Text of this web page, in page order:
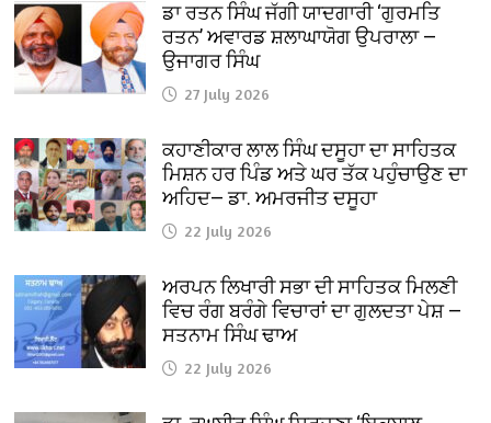
ਡਾ ਰਤਨ ਸਿੰਘ ਜੱਗੀ ਯਾਦਗਾਰੀ ‘ਗੁਰਮਤਿ
ਰਤਨ’ ਅਵਾਰਡ ਸ਼ਲਾਘਾਯੋਗ ਉਪਰਾਲਾ —
ਉਜਾਗਰ ਸਿੰਘ
27 July 2026
ਕਹਾਣੀਕਾਰ ਲਾਲ ਸਿੰਘ ਦਸੂਹਾ ਦਾ ਸਾਹਿਤਕ
ਮਿਸ਼ਨ ਹਰ ਪਿੰਡ ਅਤੇ ਘਰ ਤੱਕ ਪਹੁੰਚਾਉਣ ਦਾ
ਅਹਿਦ— ਡਾ. ਅਮਰਜੀਤ ਦਸੂਹਾ
22 July 2026
ਅਰਪਨ ਲਿਖਾਰੀ ਸਭਾ ਦੀ ਸਾਹਿਤਕ ਮਿਲਣੀ
ਵਿਚ ਰੰਗ ਬਰੰਗੇ ਵਿਚਾਰਾਂ ਦਾ ਗੁਲਦਤਾ ਪੇਸ਼ —
ਸਤਨਾਮ ਸਿੰਘ ਢਾਅ
22 July 2026